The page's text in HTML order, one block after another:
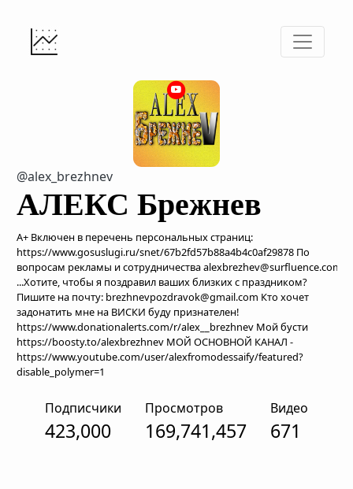
@alex_brezhnev
АЛЕКС Брежнев
A+ Включен в перечень персональных страниц:
https://www.gosuslugi.ru/snet/67b2fd57b88a4b4c0af29878 По
вопросам рекламы и сотрудничества alexbrezhev@surfluence.com
...Хотите, чтобы я поздравил ваших близких с праздником?
Пишите на почту: brezhnevpozdravok@gmail.com Кто хочет
задонатить мне на ВИСКИ буду признателен!
https://www.donationalerts.com/r/alex__brezhnev Мой бусти
https://boosty.to/alexbrezhnev МОЙ ОСНОВНОЙ КАНАЛ -
https://www.youtube.com/user/alexfromodessaify/featured?
disable_polymer=1
Подписчики
423,000
Просмотров
169,741,457
Видео
671